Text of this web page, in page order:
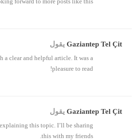
Gaziantep Tel Çit يقول
a clear and helpful article. It was a
pleasure to read!
Gaziantep Tel Çit يقول
this topic. I’ll be sharing
this with my friends.